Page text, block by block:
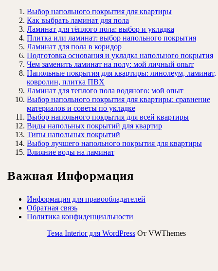
Выбор напольного покрытия для квартиры
Как выбрать ламинат для пола
Ламинат для тёплого пола: выбор и укладка
Плитка или ламинат: выбор напольного покрытия
Ламинат для пола в коридор
Подготовка основания и укладка напольного покрытия
Чем заменить ламинат на полу: мой личный опыт
Напольные покрытия для квартиры: линолеум, ламинат,
ковролин, плитка ПВХ
Ламинат для теплого пола водяного: мой опыт
Выбор напольного покрытия для квартиры: сравнение
материалов и советы по укладке
Выбор напольного покрытия для всей квартиры
Виды напольных покрытий для квартир
Типы напольных покрытий
Выбор лучшего напольного покрытия для квартиры
Влияние воды на ламинат
Важная Информация
Информация для правообладателей
Обратная связь
Политика конфиденциальности
Тема Interior для WordPress От VWThemes